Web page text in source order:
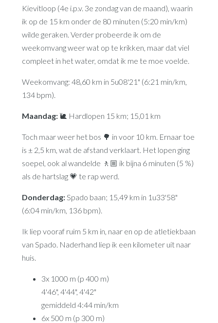
Kievitloop (4e i.p.v. 3e zondag van de maand), waarin
ik op de 15 km onder de 80 minuten (5:20 min/km)
wilde geraken. Verder probeerde ik om de
weekomvang weer wat op te krikken, maar dat viel
compleet in het water, omdat ik me te moe voelde.
Weekomvang: 48,60 km in 5u08'21" (6:21 min/km,
134 bpm).
Maandag:🐌 Hardlopen 15 km; 15,01 km
Toch maar weer het bos 🌳 in voor 10 km. Ernaar toe
is ± 2,5 km, wat de afstand verklaart. Het lopen ging
soepel, ook al wandelde 🚶🏼 ik bijna 6 minuten (5 %)
als de hartslag 💗 te rap werd.
Donderdag:Spado baan; 15,49 km in 1u33'58"
(6:04 min/km, 136 bpm).
Ik liep vooraf ruim 5 km in, naar en op de atletiekbaan
van Spado. Naderhand liep ik een kilometer uit naar
huis.
3x 1000 m (p 400 m)
4'46", 4'44", 4'42"
gemiddeld 4:44 min/km
6x 500 m (p 300 m)